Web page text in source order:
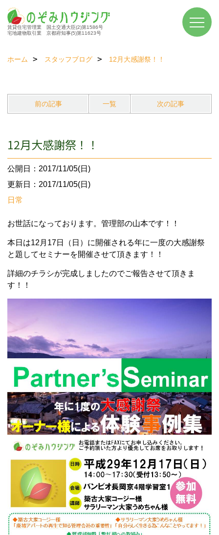
賃貸住宅管理業 国土交通大臣(2)第1586号
宅地建物取引業 京都府知事(5)第11623号
ホーム スタッフブログ 12月大感謝祭！！
前の記事 一覧 次の記事
12月大感謝祭！！
公開日：2017/11/05(日)
更新日：2017/11/05(日)
日常
お世話になっております。管理部の山本です！！
本日は12月17日（日）に開催される年に一度の大感謝祭
と題してセミナーを開催させて頂きます！！
詳細のチラシが完成しましたのでご報告させて頂きま
す！！